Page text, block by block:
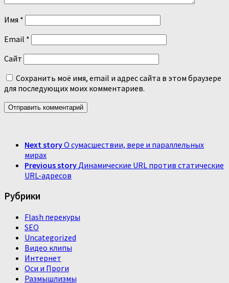
Имя *
Email *
Сайт
Сохранить моё имя, email и адрес сайта в этом браузере
для последующих моих комментариев.
Next storyО сумасшествии, вере и параллельных
мирах
Previous storyДинамические URL против статические
URL-адресов
Рубрики
Flash перекуры
SEO
Uncategorized
Видео клипы
Интернет
Оси и Проги
Размышлизмы